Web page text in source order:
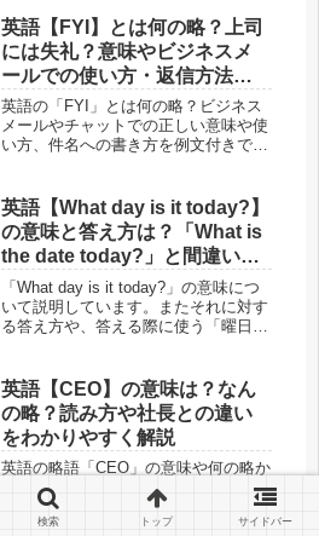
く解説します。
英語【FYI】とは何の略？上司
には失礼？意味やビジネスメ
ールでの使い方・返信方法を
かんたん解説！
英語の「FYI」とは何の略？ビジネス
メールやチャットでの正しい意味や使
い方、件名への書き方を例文付きで解
ど、気になる疑問をかんたん解説しま
す！
英語【What day is it today?】
の意味と答え方は？「What is
the date today?」と間違いや
すい？-Lesson5
「What day is it today?」の意味につ
いて説明しています。またそれに対す
る答え方や、答える際に使う「曜日」
た。間違いやすい「What is the date
today?」との違いについても解説して
います。
英語【CEO】の意味は？なん
の略？読み方や社長との違い
をわかりやすく解説
英語の略語「CEO」の意味や何の略か
をわかりやすく解説します。CEOの読
み方、Chief Executive Officerの意
味、社長との違い、COOとの関係、
検索 トップ サイドバー